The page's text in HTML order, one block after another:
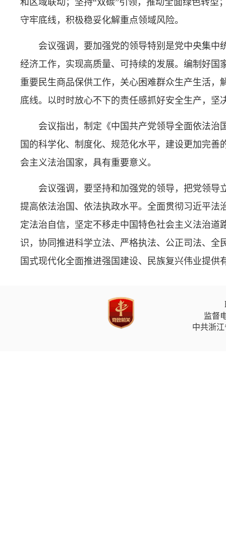
和区域联动；坚持“双碳”引领，推动全面绿色转
守牢底线，积极稳妥化解重点领域风险。
会议强调，要加强党的领导特别是党中央集
经济工作，实现高质量、可持续的发展。编制好国
重要民生商品保供工作，关心困难群众生产生活
底线。以时时放心不下的责任感抓好安全生产，坚
会议指出，制定《中国共产党领导全面依法
国的科学化、制度化、规范化水平，建设更加完
会主义法治国家，具有重要意义。
会议强调，要坚持和加强党的领导，把党领
提高依法治国、依法执政水平。全面贯彻习近平
定法治自信，坚定不移走中国特色社会主义法治
识，协同推进科学立法、严格执法、公正司法、
国式现代化全面推进强国建设、民族复兴伟业提供
监督
中共浙